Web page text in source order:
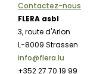
Contactez-nous
FLERA asbl
3, route d'Arlon
L-8009 Strassen
info@flera.lu
+352 27 70 19 99